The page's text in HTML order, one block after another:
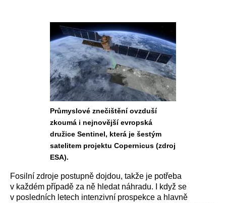
Průmyslové znečištění ovzduší
zkoumá i nejnovější evropská
družice Sentinel, která je šestým
satelitem projektu Copernicus (zdroj
ESA).
Fosilní zdroje postupně dojdou, takže je potřeba
v každém případě za ně hledat náhradu. I když se
v posledních letech intenzivní prospekce a hlavně